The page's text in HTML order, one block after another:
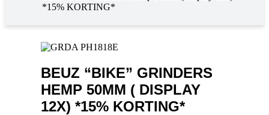
*15% KORTING*
BEUZ “BIKE” GRINDERS
HEMP 50MM ( DISPLAY
12X) *15% KORTING*